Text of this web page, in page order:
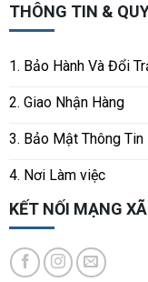
THÔNG TIN &
1. Bảo Hành Và Đổi
2. Giao Nhận Hàng
3. Bảo Mật Thông Tin
4. Nơi Làm việc
KẾT NỐI MẠNG